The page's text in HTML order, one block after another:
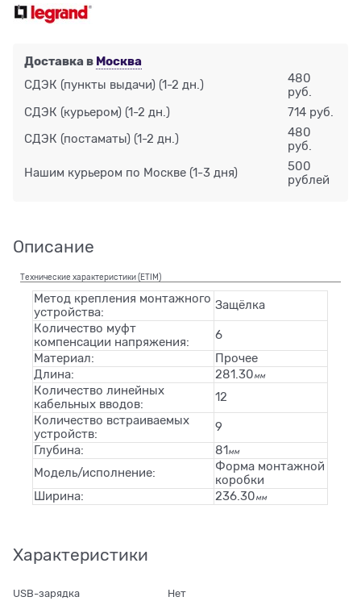
Доставка в Москва
СДЭК (пункты выдачи) (1-2 дн.)
480
руб.
СДЭК (курьером) (1-2 дн.) 714 руб.
СДЭК (постаматы) (1-2 дн.)
480
руб.
Нашим курьером по Москве (1-3 дня)
500
рублей
Описание
Технические характеристики (ETIM)
Метод крепления монтажного
устройства:
Защёлка
Количество муфт
компенсации напряжения:
6
Материал:
Прочее
Длина:
281.30мм
Количество линейных
кабельных вводов:
12
Количество встраиваемых
устройств:
9
Глубина:
81 мм
Модель/исполнение:
Форма монтажной
коробки
Ширина:
236.30мм
Характеристики
USB-зарядка Нет